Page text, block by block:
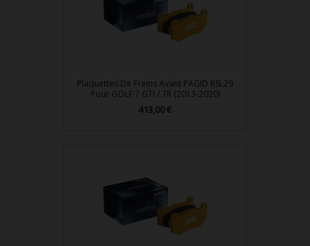
Plaquettes De Freins Avant PAGID RSL29
Pour GOLF 7 GTI / 7R (2013-2020)
Prix
413,00 €